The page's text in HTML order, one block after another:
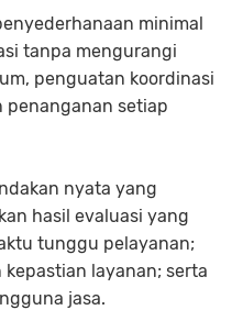
minimal
tanpa mengurangi
penguatan koordinasi
penanganan setiap
nyata yang
hasil evaluasi yang
tunggu pelayanan;
layanan; serta
jasa.